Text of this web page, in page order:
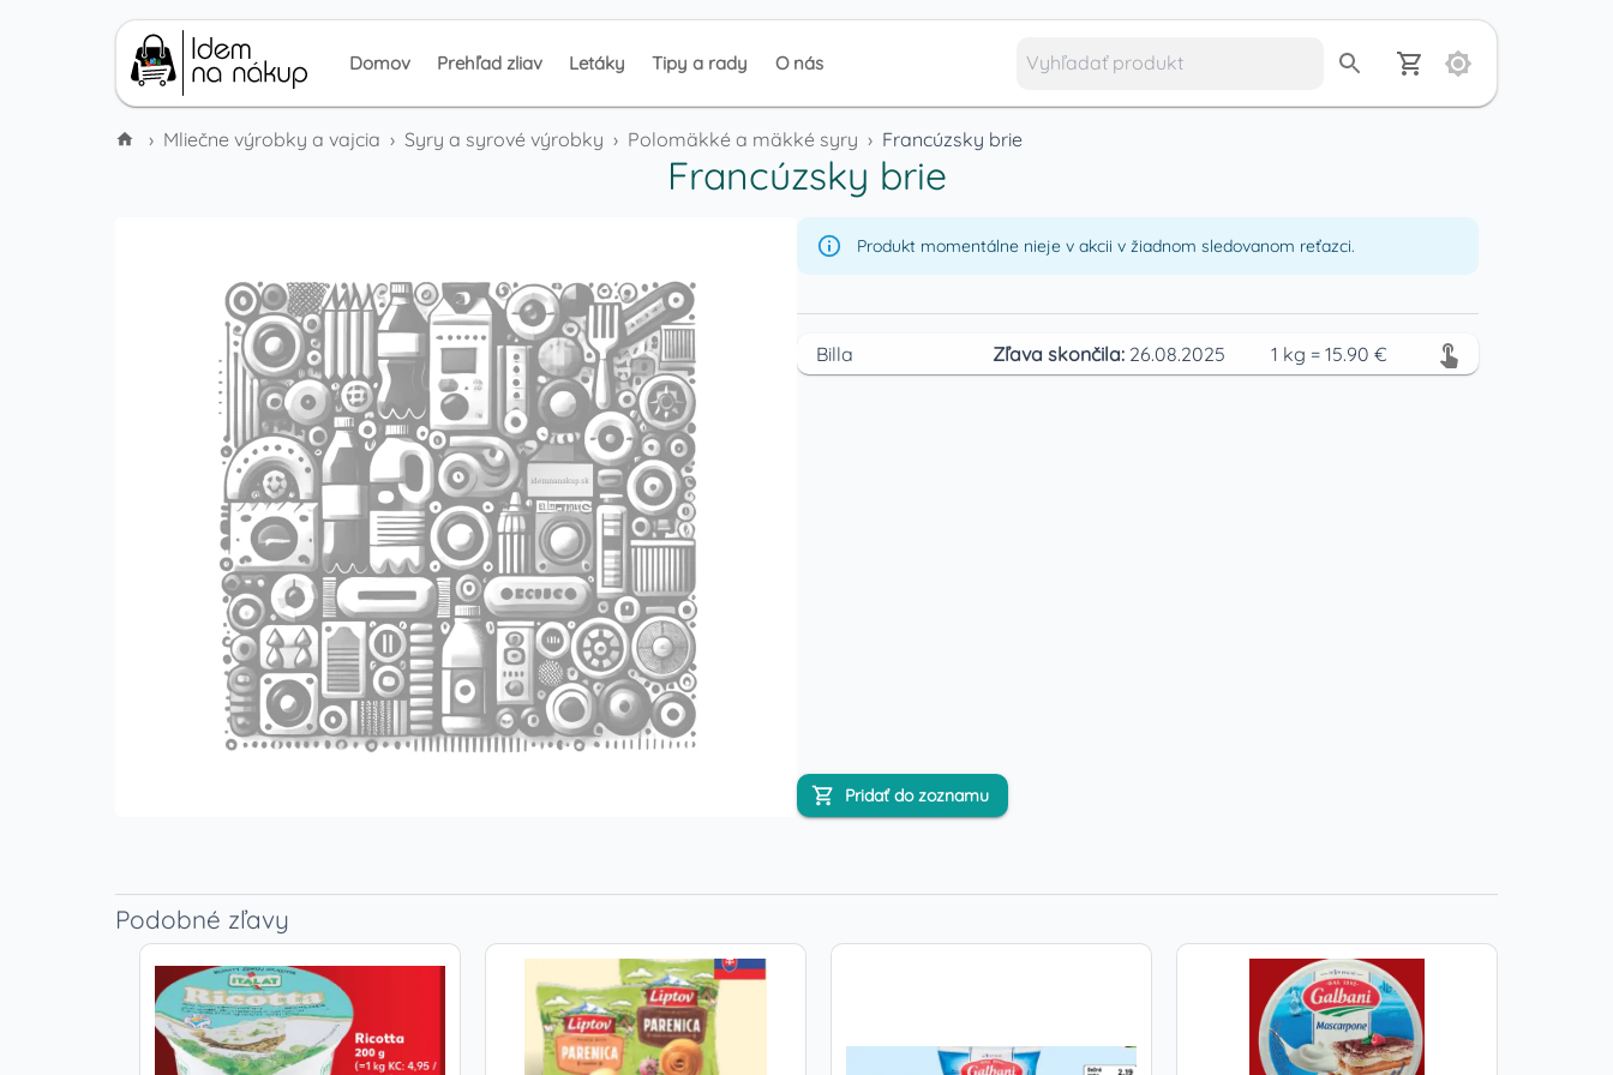
Domov Prehľad zliav Letáky Tipy a rady O nás
› Mliečne výrobky a vajcia › Syry a syrové výrobky › Polomäkké a mäkké syry › Francúzsky brie
Francúzsky brie
Produkt momentálne nieje v akcii v žiadnom sledovanom reťazci.
Billa Zľava skončila: 26.08.2025 1 kg = 15.90 €
Pridať do zoznamu
Podobné zľavy